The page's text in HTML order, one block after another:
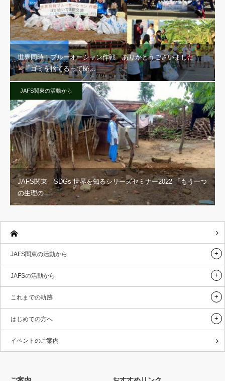
世界同時！ブルーオーシャン作戦 ありがとうございました！
～「ゴミを捨てるって恥…
JAFS関東の活動から
JAFS関東 SDGs 世界を知るシリーズセミナー2022 「もう一つ
の生理の…
JAFS関東の活動から
JAFSの活動から
これまでの軌跡
はじめての方へ
イベントのご案内